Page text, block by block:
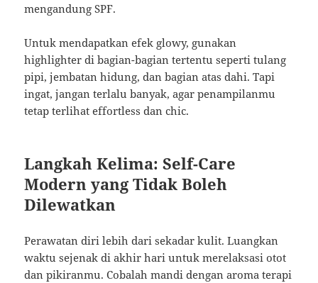
mengandung SPF.
Untuk mendapatkan efek glowy, gunakan
highlighter di bagian-bagian tertentu seperti tulang
pipi, jembatan hidung, dan bagian atas dahi. Tapi
ingat, jangan terlalu banyak, agar penampilanmu
tetap terlihat effortless dan chic.
Langkah Kelima: Self-Care
Modern yang Tidak Boleh
Dilewatkan
Perawatan diri lebih dari sekadar kulit. Luangkan
waktu sejenak di akhir hari untuk merelaksasi otot
dan pikiranmu. Cobalah mandi dengan aroma terapi